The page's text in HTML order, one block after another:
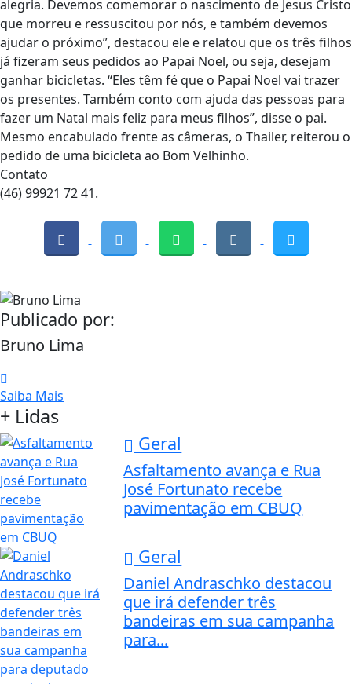
alegria. Devemos comemorar o nascimento de Jesus Cristo
que morreu e ressuscitou por nós, e também devemos
ajudar o próximo”, destacou ele e relatou que os três filhos
já fizeram seus pedidos ao Papai Noel, ou seja, desejam
ganhar bicicletas. “Eles têm fé que o Papai Noel vai trazer
os presentes. Também conto com ajuda das pessoas para
fazer um Natal mais feliz para meus filhos”, disse o pai.
Mesmo encabulado frente as câmeras, o Thailer, reiterou o
pedido de uma bicicleta ao Bom Velhinho.
Contato
(46) 99921 72 41.
Publicado por:
Bruno Lima
Saiba Mais
+ Lidas
Geral
Asfaltamento avança e Rua
José Fortunato recebe
pavimentação em CBUQ
Geral
Daniel Andraschko destacou
que irá defender três
bandeiras em sua campanha
para...